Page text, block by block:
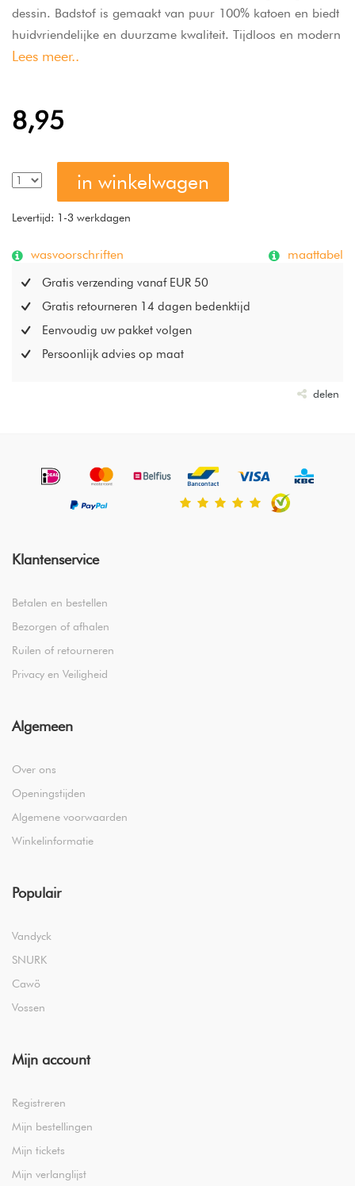
dessin. Badstof is gemaakt van puur 100% katoen en biedt
huidvriendelijke en duurzame kwaliteit. Tijdloos en modern
voor uw keuken. Overtuigende kwaliteit, fashion statement
Lees meer..
8,95
in winkelwagen
Levertijd: 1-3 werkdagen
wasvoorschriften maattabel
Gratis verzending vanaf EUR 50
Gratis retourneren 14 dagen bedenktijd
Eenvoudig uw pakket volgen
Persoonlijk advies op maat
delen
Klantenservice
Betalen en bestellen
Bezorgen of afhalen
Ruilen of retourneren
Privacy en Veiligheid
Algemeen
Over ons
Openingstijden
Algemene voorwaarden
Winkelinformatie
Populair
Vandyck
SNURK
Cawö
Vossen
Mijn account
Registreren
Mijn bestellingen
Mijn tickets
Mijn verlanglijst